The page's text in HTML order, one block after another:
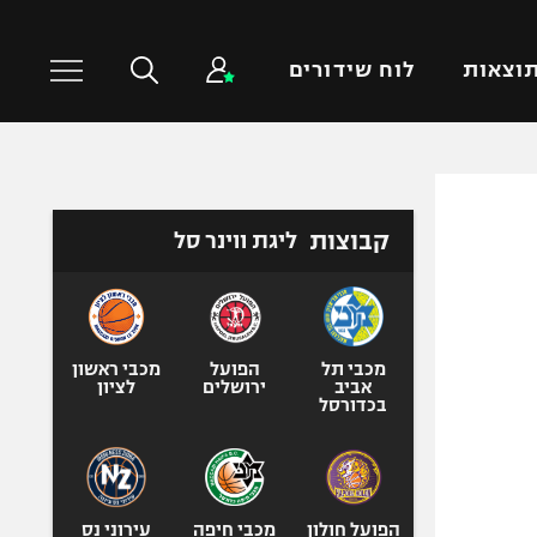
תוצאות לוח שידורים
טניס
כדורעף
ג'ודו
ספורט אולימפי
קבוצות ליגת ווינר סל
מכבי תל
אביב
בכדורסל
הפועל
ירושלים
מכבי ראשון
לציון
הפועל חולון
מכבי חיפה
עירוני נס